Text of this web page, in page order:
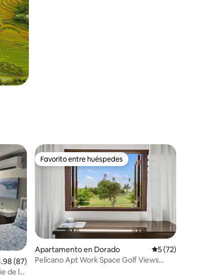
promedio: 4.98 de 5, 87 reseñas
(87)
de la
Favorito entre huéspedes
Favorito entre huéspedes
Apartamento en Dorado Calificación
5 (72)
Pelícano Apt Work Space Golf Views